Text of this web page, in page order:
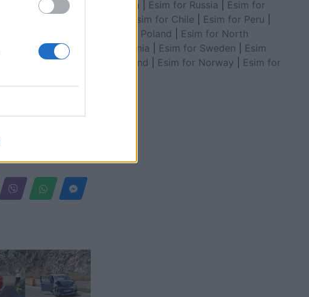
Australia
Esim for Russia
Esim for
Esim for Chile Esim for Peru
Esim for Poland
Esim for North
Macedonia
Esim for Sweden
Esim
for Finland
Esim for Norway
Esim for